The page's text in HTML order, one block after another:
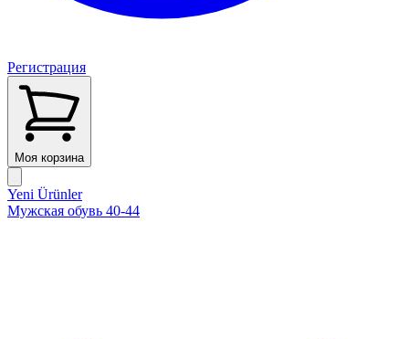
Регистрация
Моя корзина
Yeni Ürünler
Мужская обувь 40-44